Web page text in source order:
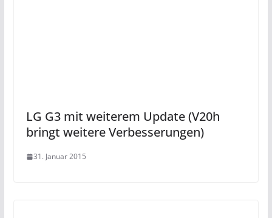
LG G3 mit weiterem Update (V20h
bringt weitere Verbesserungen)
31. Januar 2015